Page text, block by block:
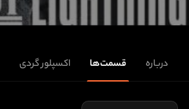
درباره قسمت‌ها اکسپلور گردی